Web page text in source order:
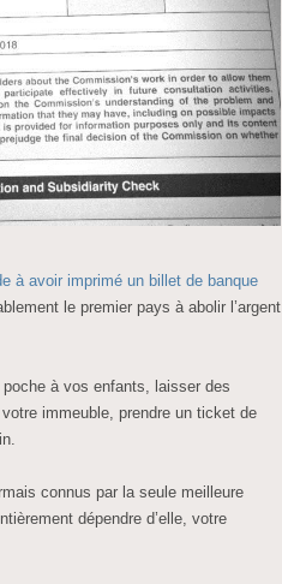
à avoir imprimé un billet de banque
le premier pays à abolir l’argent
poche à vos enfants, laisser des
immeuble, prendre un ticket de
connus par la seule meilleure
dépendre d’elle, votre